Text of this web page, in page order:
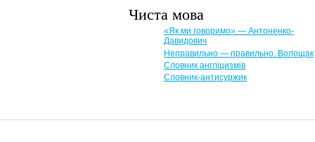
Чиста мова
«Як ми говоримо» — Антоненко-
Давидович
Неправильно — правильно. Волощак
Словник англіцизмів
Словник-антисуржик